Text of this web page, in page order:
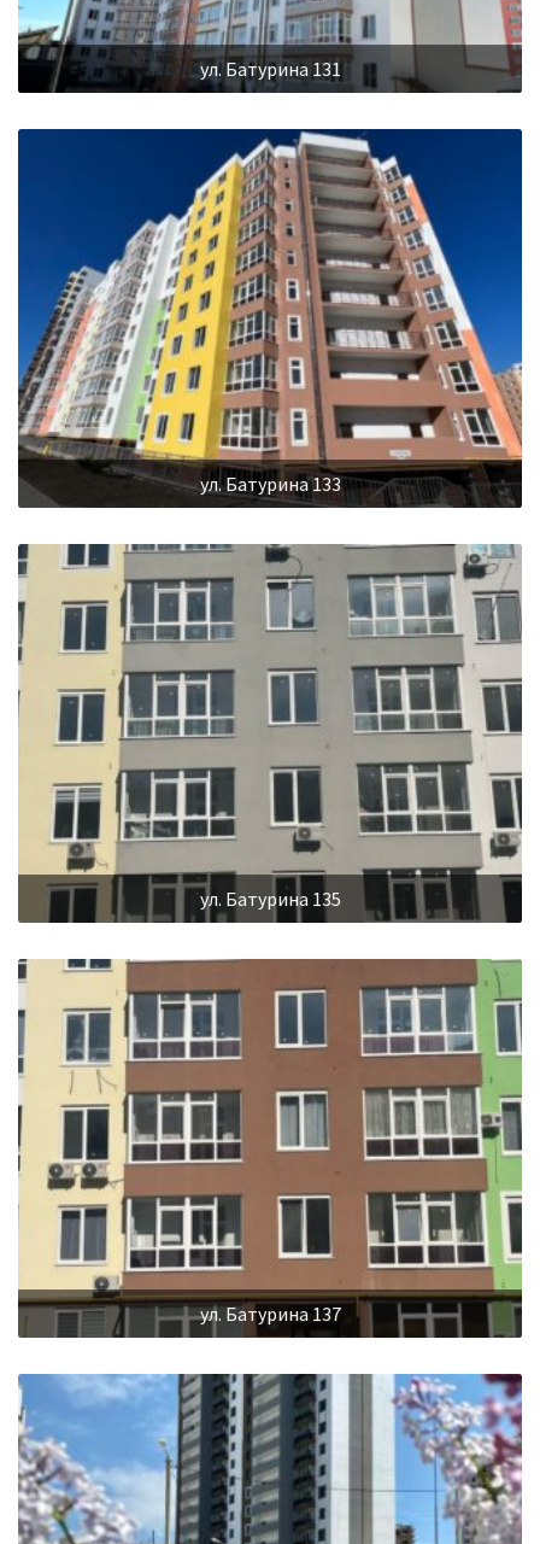
ул. Батурина 131
ул. Батурина 133
ул. Батурина 135
ул. Батурина 137